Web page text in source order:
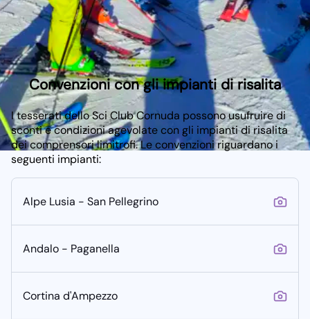
Convenzioni con gli impianti di risalita
I tesserati dello Sci Club Cornuda possono usufruire di
sconti e condizioni agevolate con gli impianti di risalita
dei comprensori limitrofi. Le convenzioni riguardano i
seguenti impianti:
Alpe Lusia - San Pellegrino
Andalo - Paganella
Cortina d'Ampezzo